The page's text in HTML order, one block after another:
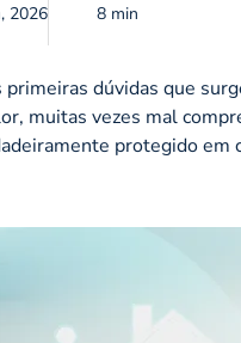
2026 8 min
dúvidas que
muitas vezes mal
protegido em